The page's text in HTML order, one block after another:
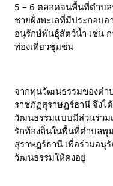
5 – 6 ตลอดจนพื้นที่ตำบ
ชายฝั่งทะเลที่มีประกอบ
อนุรักษ์พันธุ์สัตว์น้ำ เช่น
ท่องเที่ยวชุมชน
จากทุนวัฒนธรรมของตำ
ราชภัฏสุราษฎร์ธานี จึงไ
วัฒนธรรมแบบมีส่วนร่วม
รักท้องถิ่นในพื้นที่ตำบลพุ
สุราษฎร์ธานี เพื่อร่วมอนุ
วัฒนธรรมให้คงอยู่